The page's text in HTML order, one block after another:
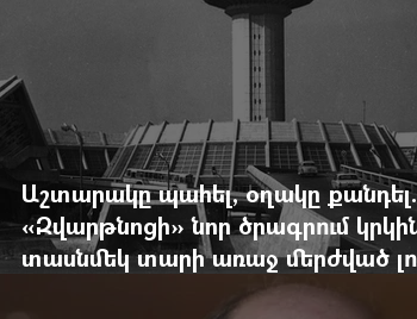
Աշտարակը պահել, օղակը քանդել.
«Զվարթնոցի» նոր ծրագրում կրկին
տասնմեկ տարի առաջ մերժված
Yerevan Online Mag.-ի մեծ